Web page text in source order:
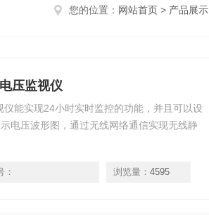
您的位置： 网站首页 > 产品展示
压监视仪
能实现24小时实时监控的功能，并且可以设
电压波形图，通过无线网络通信实现无线静
： 浏览量： 4595